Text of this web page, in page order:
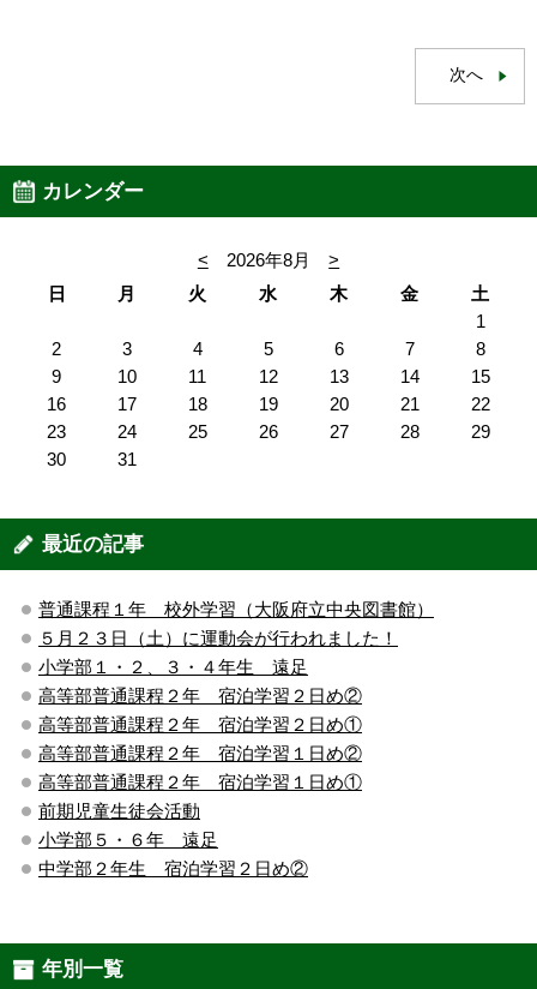
次へ
カレンダー
< 2026年8月
>
日
月 火 水 木 金
土
1
2
3 4 5 6 7
8
9
10 11 12 13 14
15
16
17 18 19 20 21
22
23
24 25 26 27 28
29
30
31
最近の記事
普通課程１年 校外学習（大阪府立中央図書館）
５月２３日（土）に運動会が行われました！
小学部１・２、３・４年生 遠足
高等部普通課程２年 宿泊学習２日め②
高等部普通課程２年 宿泊学習２日め①
高等部普通課程２年 宿泊学習１日め②
高等部普通課程２年 宿泊学習１日め①
前期児童生徒会活動
小学部５・６年 遠足
中学部２年生 宿泊学習２日め②
年別一覧